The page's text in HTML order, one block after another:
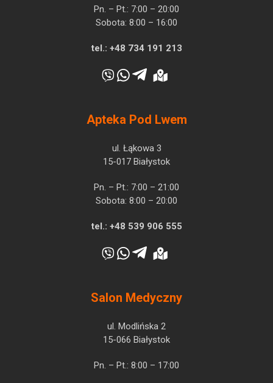
Pn. – Pt.: 7:00 – 20:00
Sobota: 8:00 – 16:00
tel.: +48 734 191 213
Apteka Pod Lwem
ul. Łąkowa 3
15-017 Białystok
Pn. – Pt.: 7:00 – 21:00
Sobota: 8:00 – 20:00
tel.: +48 539 906 555
Salon Medyczny
ul. Modlińska 2
15-066 Białystok
Pn. – Pt.: 8:00 – 17:00